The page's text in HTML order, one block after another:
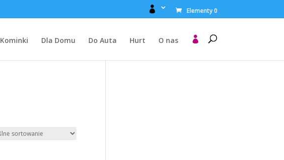
 Elementy 0
Kominki Dla Domu Do Auta Hurt O nas 